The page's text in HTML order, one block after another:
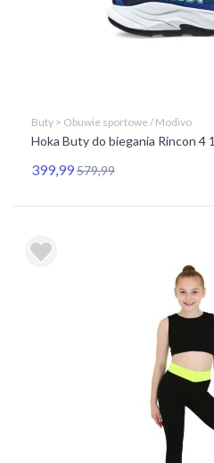
Buty > Obuwie sportowe / Modivo
Hoka Buty do biegania Rincon 4
399,99579,99